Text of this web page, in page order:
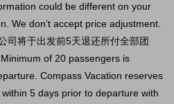
could be different on your
We don’t accept price adjustment.
司将于出发前5天退还所付全部团
of 20 passengers is
Compass Vacation reserves
5 days prior to departure with